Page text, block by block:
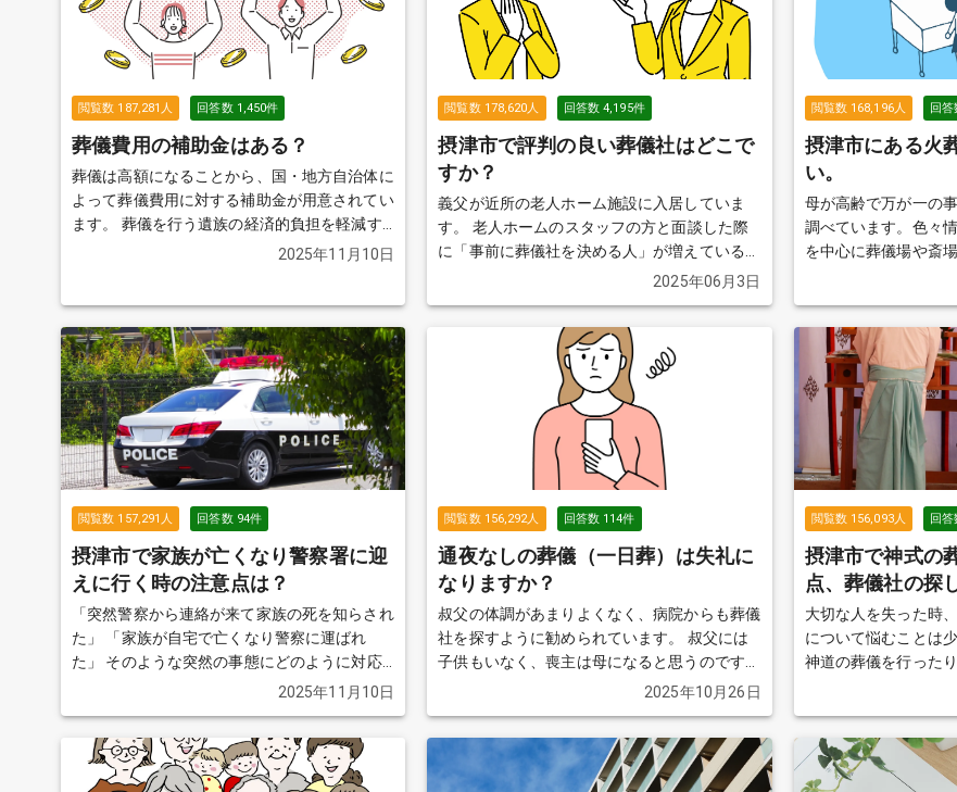
閲覧数 187,281 人 回答数 1,450件
葬儀費用の補助金はある？
葬儀は高額になることから、国・地方自治体に
よって葬儀費用に対する補助金が用意されてい
ます。 葬儀を行う遺族の経済的負担を軽減す
ることを目的としています。加入している保険
2025年11月10日
閲覧数 178,620人 回答数4,195件
摂津市で評判の良い葬儀社はどこで
すか？
義父が近所の老人ホーム施設に入居していま
す。 老人ホームのスタッフの方と面談した際
に「事前に葬儀社を決める人」が増えていると
すが、近所の土地勘がなく困っております。
どなたか、良い葬儀社を2〜3社教えていただ
けませんでしょうか？続きを見る
2025年06月3日
閲覧数 168,196人 回答
摂津市にある火
い。
母が高齢で万が一の
調べています。色々
を中心に葬儀場や斎
閲覧数 157,291 人 回答数 94件
摂津市で家族が亡くなり警察署に迎
えに行く時の注意点は？
「突然警察から連絡が来て家族の死を知らされ
た」 「家族が自宅で亡くなり警察に運ばれ
た」 そのような突然の事態にどのように対応
したらいいのか分からないという方がおおいの
てご紹介します。続きを見る
2025年11月10日
閲覧数 156,292人 回答数 114件
通夜なしの葬儀（一日葬）は失礼に
なりますか？
叔父の体調があまりよくなく、病院からも葬儀
社を探すように勧められています。 叔父には
子供もいなく、喪主は母になると思うのです
が、あまり調べるのが得意ではないので、娘で
が、母の要望です。 ただ、費用的には精神的
には2日間葬儀をするのはちょっと...という感
2025年10月26日
閲覧数 156,093人 回
摂津市で神式の
点、葬儀社の探
大切な人を失った時
について悩むことは
神道の葬儀を行った
く、初めて経験する
きを見る